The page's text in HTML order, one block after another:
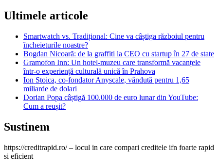
Ultimele articole
Smartwatch vs. Tradițional: Cine va câștiga războiul pentru
încheieturile noastre?
Bogdan Nicoară: de la graffiti la CEO cu startup în 27 de state
Gramofon Inn: Un hotel-muzeu care transformă vacanțele
într-o experiență culturală unică în Prahova
Ion Stoica, co-fondator Anyscale, vândută pentru 1,65
miliarde de dolari
Dorian Popa câștigă 100.000 de euro lunar din YouTube:
Cum a reușit?
Sustinem
https://creditrapid.ro/ – locul in care compari creditele ifn foarte rapid
si eficient